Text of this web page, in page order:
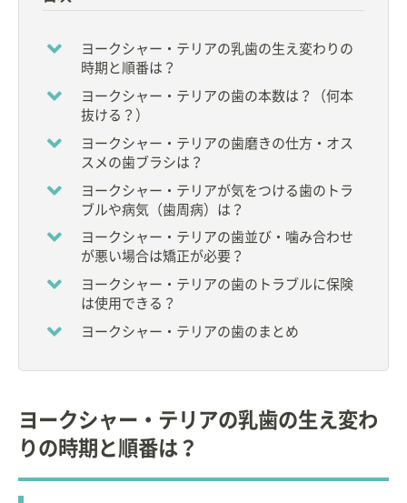
ている。
【資格】
◇獣医師
【所属】
◆
日本小動物歯科研究会
◆財団法人 動物臨床医学会 理事
◆公益財団法人 動物臨床医学研究所
◆
日本獣医療倫理研究会（JAMLAS） 理事
◆NPO法人 高齢者のペット飼育支援獣医師ネットワ
◆日本獣医臨床病理学会評議員
◆社団法人 日本動物病院福祉協会
◆
世界動物病院協会
その他の会に所属し、研究活動を精力的に行ってい
る。
◇岩手大学 農学部獣医学科 非常勤講師（2008～
ヨークシャー・テリアの乳歯の生え変わりの
時期と順番は？
ヨークシャー・テリアの歯の本数は？（何本
抜ける？）
ヨークシャー・テリアの歯磨きの仕方・オス
スメの歯ブラシは？
ヨークシャー・テリアが気をつける歯のトラ
ブルや病気（歯周病）は？
ヨークシャー・テリアの歯並び・噛み合わせ
が悪い場合は矯正が必要？
ヨークシャー・テリアの歯のトラブルに保険
は使用できる？
ヨークシャー・テリアの歯のまとめ
ヨークシャー・テリアの乳歯の生え変わ
りの時期と順番は？